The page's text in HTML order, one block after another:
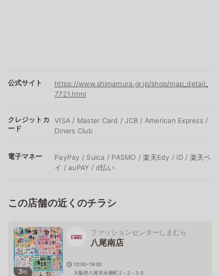
公式サイト
https://www.shimamura.gr.jp/shop/map_detail_
7721.html
クレジットカ
ード
VISA / Master Card / JCB / American Express /
Diners Club
電子マネー
PayPay / Suica / PASMO / 楽天Edy / iD / 楽天ペ
イ / auPAY / d払い
この店舗の近くのチラシ
3枚
ファッションセンターしまむら
八尾南店
10:00-19:00
大阪府八尾市永畑町２−２−３０